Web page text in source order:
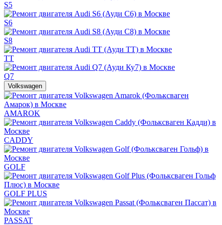
S5
S6
S8
TT
Q7
Volkswagen
AMAROK
CADDY
GOLF
GOLF PLUS
PASSAT